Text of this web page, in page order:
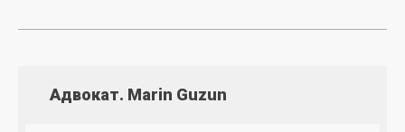
Адвокат. Marin Guzun